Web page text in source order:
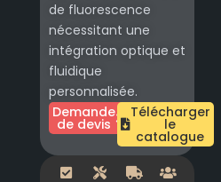
de fluorescence
nécessitant une
intégration optique et
fluidique
personnalisée.
Demande
de devis
Télécharger
le
catalogue